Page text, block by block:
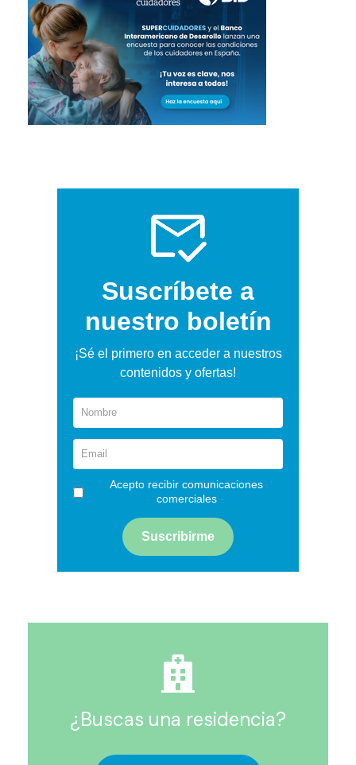
Suscríbete a
nuestro boletín
¡Sé el primero en acceder a nuestros
contenidos y ofertas!
Acepto recibir comunicaciones
comerciales
¿Buscas una residencia?